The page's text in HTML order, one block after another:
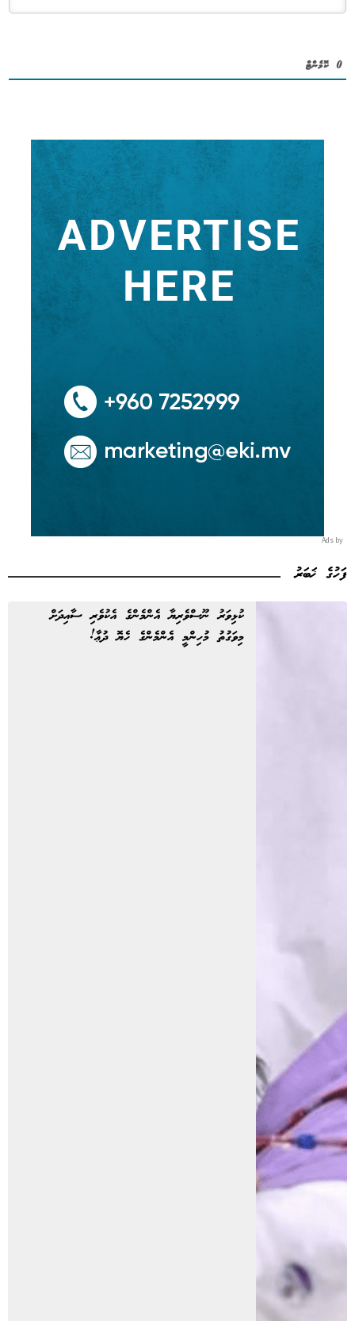
0 ކޮމެންޓް
Ads by
ފަހުގެ ޚަބަރު
ކުޅިވަރު ނޫސްވެރިޔާ އެންމެންގެ އެކުވެރި ސާއިދަށް
މިވަގުތު މުހިންމީ އެންމެންގެ ހެޔޮ ދުޢާ!